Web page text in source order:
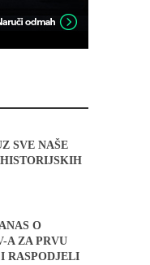
SVE NAŠE
O
A ZA PRVU
RASPODJELI